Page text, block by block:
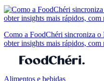
Como a FoodChéri sincroniza
obter insights mais rápidos, com
Alimentos e bebidas